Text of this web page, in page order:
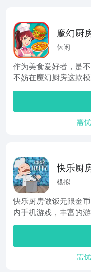
魔幻厨
饪做饭
休闲
作为美食爱好者，是
不妨在魔幻厨房这款
需
快乐厨
模拟
快乐厨房做饭无限金
内手机游戏，丰富的
需